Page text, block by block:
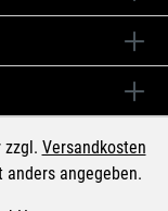
zzgl. Versandkosten
anders angegeben.